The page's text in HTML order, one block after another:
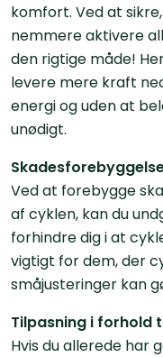
komfort. Ved at
nemmere aktivere
den rigtige måde!
levere mere kraft
energi og uden at
unødigt.
Ved at forebygge
af cyklen, kan du
forhindre dig i at
vigtigt for dem, der
småjusteringer kan
Tilpasning i forhold
Hvis du allerede har